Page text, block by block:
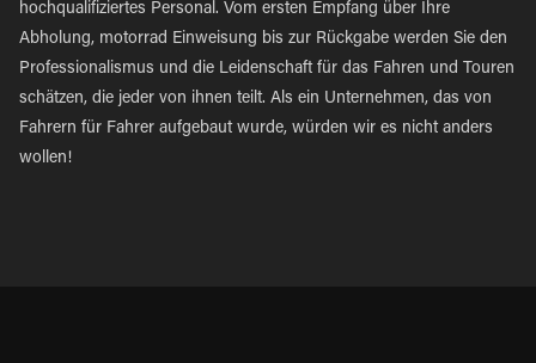
hochqualifiziertes Personal. Vom ersten Empfang über Ihre
Abholung, motorrad Einweisung bis zur Rückgabe werden Sie den
Professionalismus und die Leidenschaft für das Fahren und Touren
schätzen, die jeder von ihnen teilt. Als ein Unternehmen, das von
Fahrern für Fahrer aufgebaut wurde, würden wir es nicht anders
wollen!